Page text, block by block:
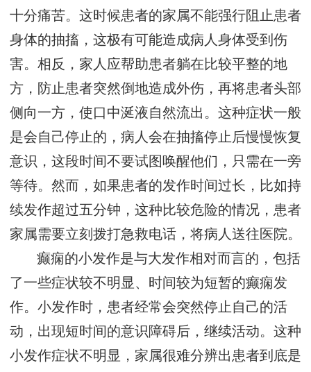
十分痛苦。这时候患者的家属不能强行阻止患者
身体的抽搐，这极有可能造成病人身体受到伤
害。相反，家人应帮助患者躺在比较平整的地
方，防止患者突然倒地造成外伤，再将患者头部
侧向一方，使口中涎液自然流出。这种症状一般
是会自己停止的，病人会在抽搐停止后慢慢恢复
意识，这段时间不要试图唤醒他们，只需在一旁
等待。然而，如果患者的发作时间过长，比如持
续发作超过五分钟，这种比较危险的情况，患者
家属需要立刻拨打急救电话，将病人送往医院。
癫痫的小发作是与大发作相对而言的，包括
了一些症状较不明显、时间较为短暂的癫痫发
作。小发作时，患者经常会突然停止自己的活
动，出现短时间的意识障碍后，继续活动。这种
小发作症状不明显，家属很难分辨出患者到底是